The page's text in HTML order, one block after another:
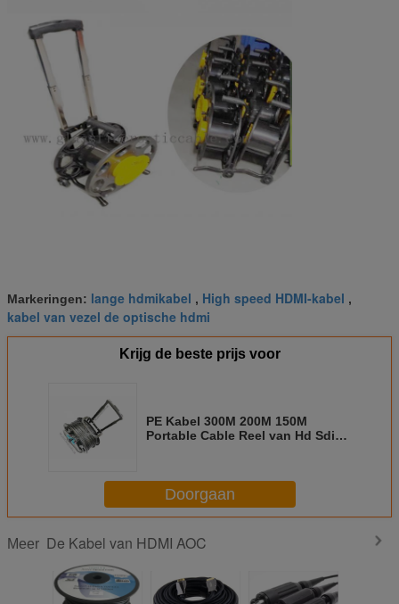
Markeringen: lange hdmikabel , High speed HDMI-kabel ,
kabel van vezel de optische hdmi
Krijg de beste prijs voor
PE Kabel 300M 200M 150M
Portable Cable Reel van Hd Sdi
Doorgaan
Meer De Kabel van HDMI AOC